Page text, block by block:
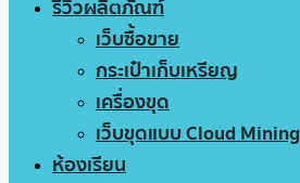
รีวิวผลิตภัณฑ์
เว็บซื้อขาย
กระเป๋าเก็บเหรียญ
เครื่องขุด
เว็บขุดแบบ Cloud Mining
ห้องเรียน